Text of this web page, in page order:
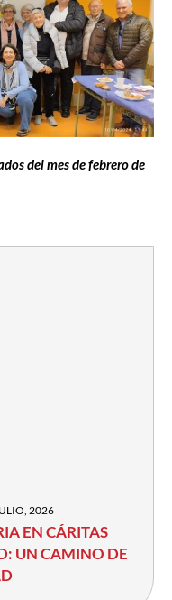
del mes de febrero de
2026
EN CÁRITAS
UN CAMINO DE